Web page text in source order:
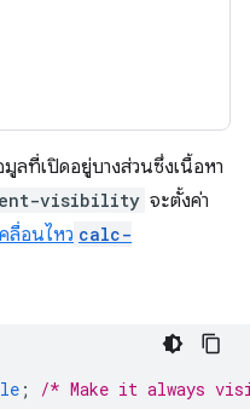
มูลที่เปิดอยู่บางส่วนซึ่งเนื้อหา
visibility จะตั้งค่า
ลื่อนไหว calc-
; /* Make it always